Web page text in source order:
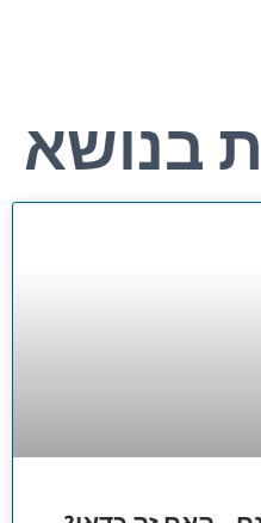
בנושא